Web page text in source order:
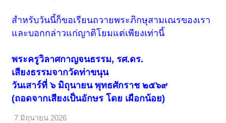
สำหรับวันนี้ก็ขอเรียนถวายพระภิกษุสามเณรของเรา
และบอกกล่าวแก่ญาติโยมแต่เพียงเท่านี้
พระครูวิลาศกาญจนธรรม, รศ.ดร.
เสียงธรรมจากวัดท่าขนุน
วันเสาร์ที่ ๖ มิถุนายน พุทธศักราช ๒๕๖๙
(ถอดจากเสียงเป็นอักษร โดย เผือกน้อย)
7 มิถุนายน 2026